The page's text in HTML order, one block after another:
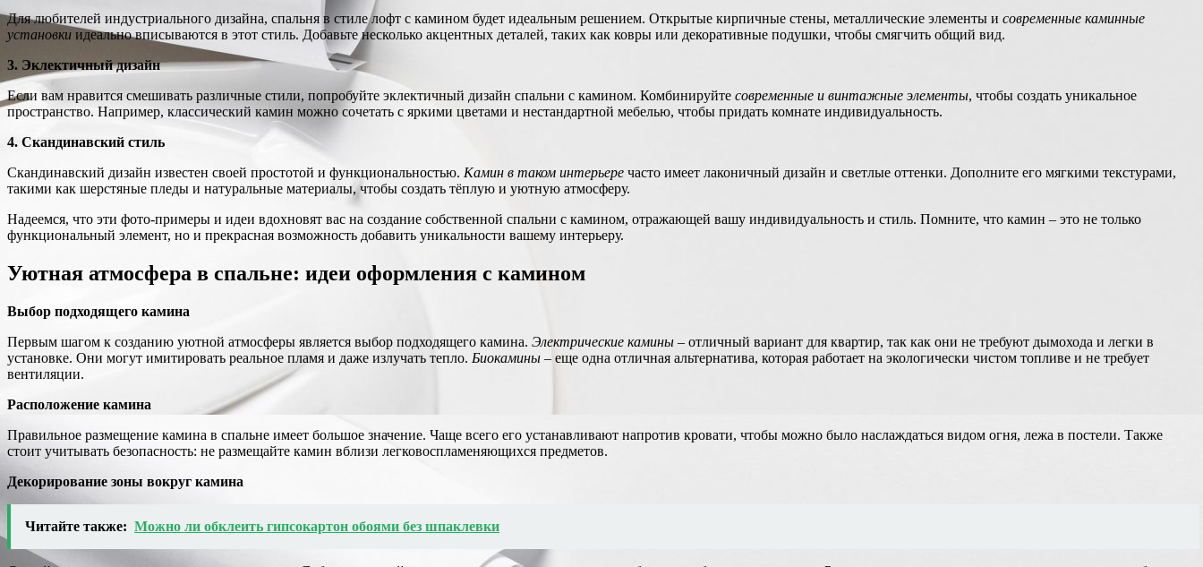
Для любителей индустриального дизайна, спальня в стиле лофт с камином будет идеальным решением. Открытые кирпичные стены, металлические элементы и современные каминные
установки идеально вписываются в этот стиль. Добавьте несколько акцентных деталей, таких как ковры или декоративные подушки, чтобы смягчить общий вид.
3. Эклектичный дизайн
Если вам нравится смешивать различные стили, попробуйте эклектичный дизайн спальни с камином. Комбинируйте современные и винтажные элементы, чтобы создать уникальное
пространство. Например, классический камин можно сочетать с яркими цветами и нестандартной мебелью, чтобы придать комнате индивидуальность.
4. Скандинавский стиль
Скандинавский дизайн известен своей простотой и функциональностью. Камин в таком интерьере часто имеет лаконичный дизайн и светлые оттенки. Дополните его мягкими текстурами,
такими как шерстяные пледы и натуральные материалы, чтобы создать тёплую и уютную атмосферу.
Надеемся, что эти фото-примеры и идеи вдохновят вас на создание собственной спальни с камином, отражающей вашу индивидуальность и стиль. Помните, что камин – это не только
функциональный элемент, но и прекрасная возможность добавить уникальности вашему интерьеру.
Уютная атмосфера в спальне: идеи оформления с камином
Выбор подходящего камина
Первым шагом к созданию уютной атмосферы является выбор подходящего камина. Электрические камины – отличный вариант для квартир, так как они не требуют дымохода и легки в
установке. Они могут имитировать реальное пламя и даже излучать тепло. Биокамины – еще одна отличная альтернатива, которая работает на экологически чистом топливе и не требует
вентиляции.
Расположение камина
Правильное размещение камина в спальне имеет большое значение. Чаще всего его устанавливают напротив кровати, чтобы можно было наслаждаться видом огня, лежа в постели. Также
стоит учитывать безопасность: не размещайте камин вблизи легковоспламеняющихся предметов.
Декорирование зоны вокруг камина
Читайте также: Можно ли обклеить гипсокартон обоями без шпаклевки